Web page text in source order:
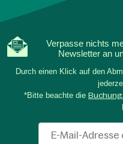
Verpasse nichts
Newsletter an
Durch einen Klick auf den
*Bitte beachte die